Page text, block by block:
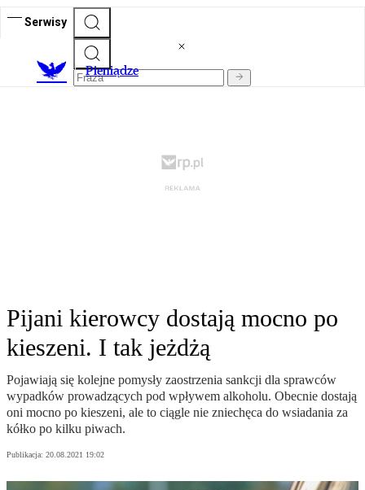
Serwisy
Pieniądze
Pijani kierowcy dostają mocno po
kieszeni. I tak jeżdżą
Pojawiają się kolejne pomysły zaostrzenia sankcji dla sprawców
wypadków prowadzących pod wpływem alkoholu. Obecnie dostają
oni mocno po kieszeni, ale to ciągle nie zniechęca do wsiadania za
kółko po kilku piwach.
Publikacja: 20.08.2021 19:02